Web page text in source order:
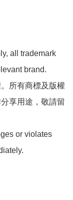
all trademark
brand.
所有商標及版權
享用途，敬請留
or violates